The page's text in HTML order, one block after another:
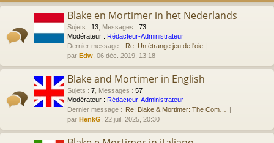
Blake en Mortimer in het Nederlands
Sujets : 13 Messages : 73
Modérateur : Rédacteur-Administrateur
Dernier message : Re: Un étrange jeu de l'oie
par Edw , 06 déc. 2019, 13:18
Blake and Mortimer in English
Sujets : 7 Messages : 57
Modérateur : Rédacteur-Administrateur
Dernier message : Re: Blake & Mortimer: The Com…
par HenkG , 22 juil. 2025, 20:30